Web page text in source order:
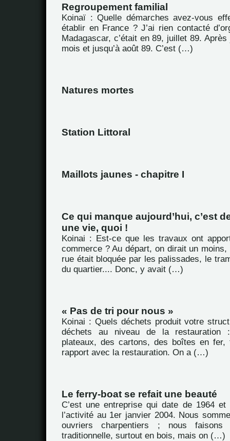
Regroupement familial
Koinaï : Quelle démarches avez-vous
établir en France ? J’ai rien contacté
Madagascar, c’était en 89, juillet 89.
mois et jusqu’à août 89. C’est (…)
Natures mortes
Station Littoral
Maillots jaunes - chapitre I
Ce qui manque aujourd’hui, c’est
une vie, quoi !
Koinai : Est-ce que les travaux ont
commerce ? Au départ, on dirait un moins,
rue était bloquée par les palissades, le
du quartier.... Donc, y avait (…)
« Pas de tri pour nous »
Koinai : Quels déchets produit votre
déchets au niveau de la
plateaux, des cartons, des boîtes en
rapport avec la restauration. On a (…)
Le ferry-boat se refait une beauté
C’est une entreprise qui date de 1964
l’activité au 1er janvier 2004. Nous
ouvriers charpentiers ; nous
traditionnelle, surtout en bois, mais on (…)